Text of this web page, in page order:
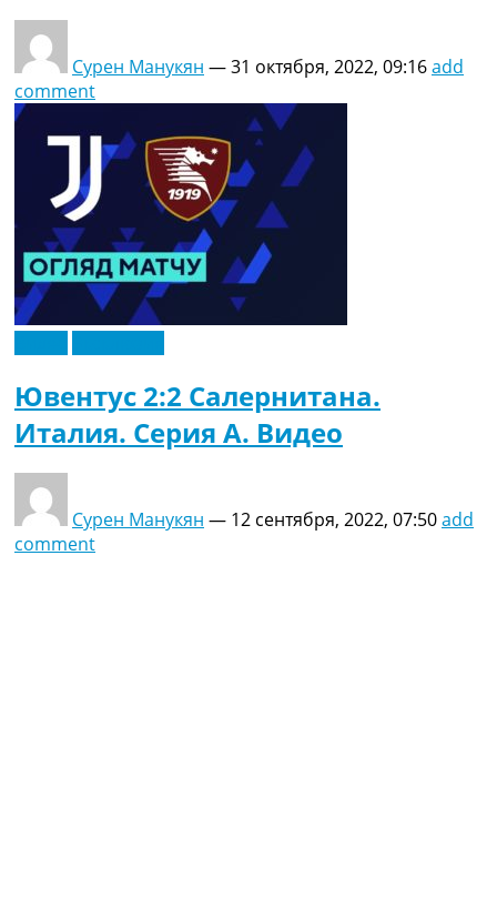
Сурен Манукян —31 октября, 2022, 09:16add
comment
Ювентус 2:2 Салернитана.
Италия. Серия A. Видео
Сурен Манукян — 12 сентября, 2022, 07:50add
comment